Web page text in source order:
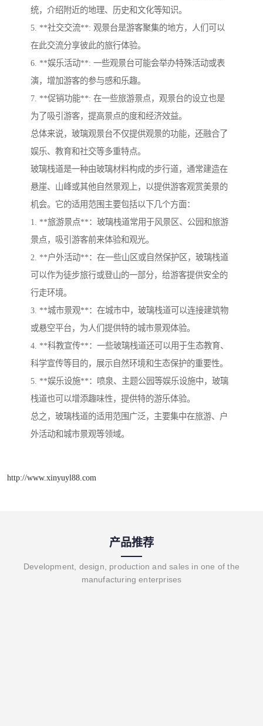
统，介绍附近的地理、历史和文化等知识。
5. **社交交流**: 观景台是游客聚集的地方，人们可以
在此交流分享彼此的旅行体验。
6. **娱乐活动**: 一些观景台可能会举办特殊活动或表
演，增加游客的参与感和乐趣。
7. **促销功能**: 在一些旅游景点，观景台的设立也是
为了吸引游客，提高景点的度和经济效益。
总体来说，玻璃观景台不仅提供观景的功能，还融合了
娱乐、教育和社交等多重特点。
玻璃栈道是一种由玻璃材料构成的步行道，通常建造在
悬崖、山峰或其他自然景观上，以提供游客观赏美景的
机会。它的适用范围主要包括以下几个方面：
1. **旅游景点**：玻璃栈道常用于风景区、公园和旅游
景点，吸引游客前来体验和观光。
2. **户外活动**：在一些山区或自然保护区，玻璃栈道
可以作为徒步旅行或登山的一部分，给游客提供安全的
行走环境。
3. **城市景观**：在城市中，玻璃栈道可以连接建筑物
或悬空平台，为人们提供特的城市景观体验。
4. **科教宣传**：一些玻璃栈道还可以用于生态教育、
科学宣传等目的，展示自然环境和生态保护的重要性。
5. **娱乐设施**：喷泉、主题公园等娱乐设施中，玻璃
栈道也可以增添趣味性，提供特的游乐体验。
总之，玻璃栈道的适用范围广泛，主要集中在旅游、户
外活动和城市景观等领域。
http://www.xinyuyl88.com
产品推荐
Development, design, production and sales in one of the
manufacturing enterprises